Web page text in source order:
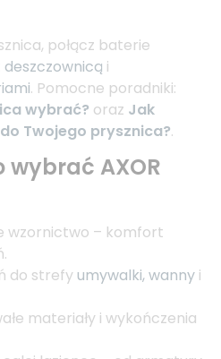
połącz baterie
deszczownicą i
. Pomocne poradniki:
wybrać? oraz Jak
Twojego prysznica?.
AXOR
wzornictwo – komfort
do strefyumywalki,wanny i
materiały i wykończenia